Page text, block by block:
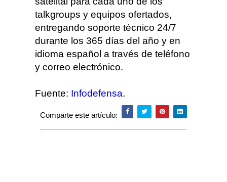
talkgroups y equipos ofertados,
entregando soporte técnico 24/7
durante los 365 días del año y en
idioma español a través de teléfono
y correo electrónico.
Fuente: Infodefensa.
Comparte este artículo: